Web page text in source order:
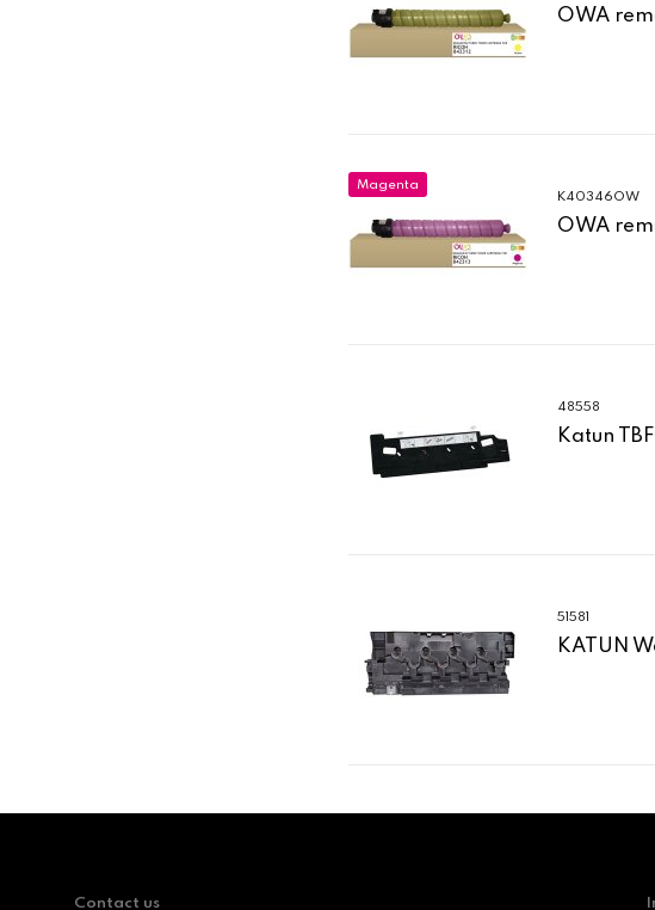
OWA
Magenta
K40346OW
OWA
48558
Katun
51581
KATUN
Contact us